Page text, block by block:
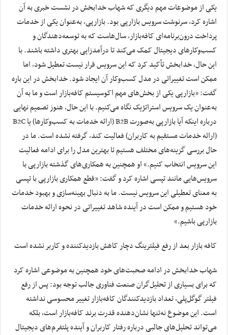
یکی از موضوعات مهم دیگری که شهاب خدابخش در نشست خبری به آن
اشاره کرد، سرنوشت سرویس بازارپی بود. بازارپی، به‌عنوان یکی از خدمات
پرداخت درون‌برنامه‌ای کافه‌بازار، سال‌هاست که به توسعه‌دهندگان و
کسب‌وکارهای دیجیتال کمک می‌کند تا درآمدزایی بهتری داشته باشند. با
این حال، خدابخش تأکید کرد که این سرویس قرار نیست تعطیل شود، اما
ممکن است تغییراتی در مدل کسب‌وکار آن ایجاد شود. خدابخش در این باره
گفت: «بازارپی یکی از بخش‌های مهم اکوسیستم کافه‌بازار است و ما به آن
به‌عنوان یک سرویس استراتژیک نگاه می‌کنیم. با این حال، هنوز تصمیم نهایی
درباره اینکه آیا بازارپی به‌صورت B2B (ارائه خدمات به کسب‌وکارها) یا B2C
(ارائه خدمات مستقیم به کاربران) فعالیت کند، گرفته نشده است. ما در
حال بررسی گزینه‌های مختلف هستیم تا بهترین مدل را برای ادامه فعالیت
این سرویس انتخاب کنیم.» او همچنین به همکاری‌های گذشته بازارپی با
سرویس‌هایی مانند تپسی اشاره کرد و گفت: «قطع همکاری بازارپی با تپسی
به معنای تعطیلی این سرویس نیست. ما به دنبال بهینه‌سازی و بهبود خدمات
خود هستیم و ممکن است در آینده شاهد تغییراتی در نحوه ارائه خدمات
بازارپی باشیم.»
کافه بازار بعد از رفع فیلترینگ دچار کاهش بازدیدکننده و کاربر نشده است
شهاب خدابخش در ادامه صحبت‌های خود همچنین به موضوعی اشاره کرد
که برای بسیاری از تحلیل‌گران صنعت فناوری جالب توجه بود: پس از رفع
فیلتر گوگل‌پلی، تعداد بازدیدکنندگان کافه‌بازار تغییر محسوسی نداشته
است. این موضوع نه‌تنها نشان‌دهنده قدرت برند کافه‌بازار است، بلکه
می‌تواند تحلیل‌های جالبی درباره رفتار کاربران و آینده پلتفرم‌های دیجیتال